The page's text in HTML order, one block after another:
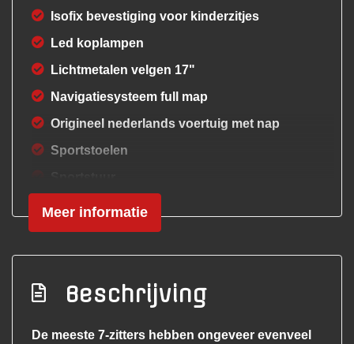
Isofix bevestiging voor kinderzitjes
Led koplampen
Lichtmetalen velgen 17"
Navigatiesysteem full map
Origineel nederlands voertuig met nap
Sportstoelen
Trekhaak met afneembare kogel
Volledig dealer onderhouden van a tot z
Voorstoelen verwarmd
Overige
Meer informatie
Beschrijving
De meeste 7-zitters hebben ongeveer evenveel